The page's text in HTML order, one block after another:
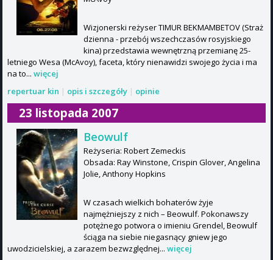
Wizjonerski reżyser TIMUR BEKMAMBETOV (Straż
dzienna - przebój wszechczasów rosyjskiego
kina) przedstawia wewnętrzną przemianę 25-
letniego Wesa (McAvoy), faceta, który nienawidzi swojego życia i ma
na to... więcej
repertuar kin | opis i szczegóły | opinie
23 listopada 2007
Beowulf
Reżyseria: Robert Zemeckis
Obsada: Ray Winstone, Crispin Glover, Angelina
Jolie, Anthony Hopkins
W czasach wielkich bohaterów żyje
najmężniejszy z nich – Beowulf. Pokonawszy
potężnego potwora o imieniu Grendel, Beowulf
ściąga na siebie niegasnący gniew jego
uwodzicielskiej, a zarazem bezwzględnej... więcej